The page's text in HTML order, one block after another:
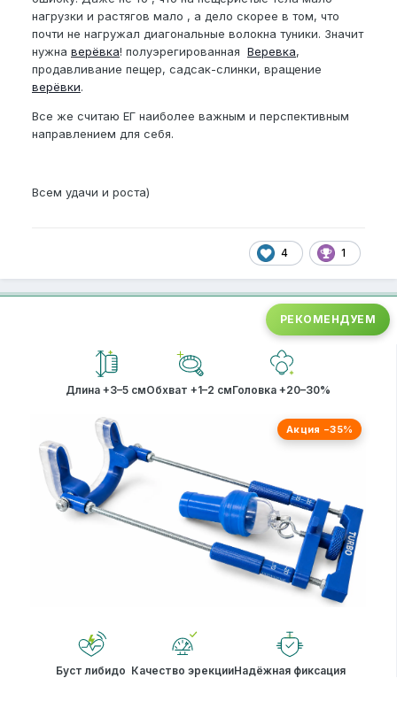
нагрузки и растягов мало , а дело скорее в том, что
почти не нагружал диагональные волокна туники. Значит
нужна верёвка! полуэрегированная Веревка,
продавливание пещер, садсак-слинки, вращение
верёвки.
Все же считаю ЕГ наиболее важным и перспективным
направлением для себя.
Всем удачи и роста)
4 1
РЕКОМЕНДУЕМ
Длина +3–5 смОбхват +1–2 смГоловка +20–30%
Акция −35%
Буст либидо Качество эрекцииНадёжная фиксация